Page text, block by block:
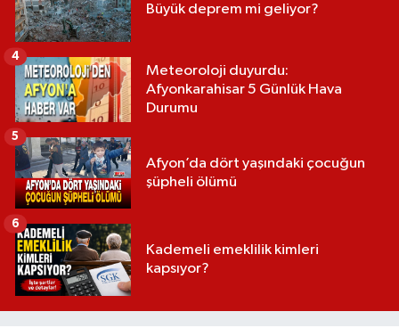
Büyük deprem mi geliyor?
Meteoroloji duyurdu:
Afyonkarahisar 5 Günlük Hava
Durumu
4
Afyon’da dört yaşındaki çocuğun
şüpheli ölümü
5
Kademeli emeklilik kimleri
kapsıyor?
6